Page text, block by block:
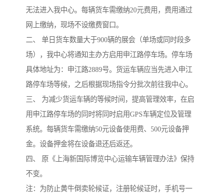
无法进入我中心。每辆货车需缴纳20元费用，费用通过
网上缴纳，现场不设缴费窗口。
二、 单日货车数量大于900辆的展会（单场或同时段多
场），我中心将通知主办方启用申江路停车场。停车场
具体地址为：申江路2889号。货运车辆应当先进入申江
路停车场等候，之后根据现场指令分批次前往我中心。
三、 为减少货运车辆的等候时间，提高管理效率，在启
用申江路停车场的同时将同时启用GPS车辆定位及管理
系统。每辆货车需缴纳50元设备使用费、500元设备押
金。设备押金将在设备退还后返还。
四、 原《上海新国际博览中心运输车辆管理办法》保持
不变。
注：为防止黄牛倒卖轮候证，注册轮候证时，手机号一